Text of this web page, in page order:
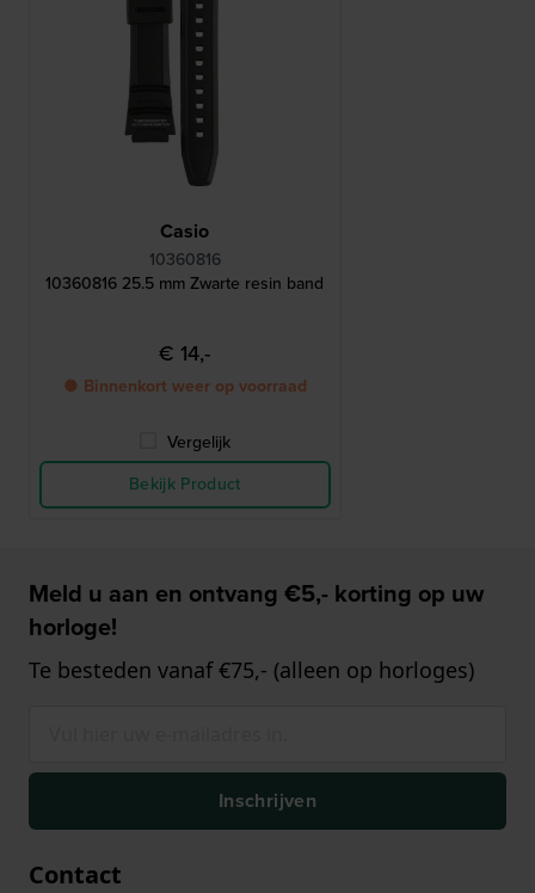
Casio
10360816
10360816 25.5 mm Zwarte resin band
€ 14,-
● Binnenkort weer op voorraad
Vergelijk
Bekijk Product
Meld u aan en ontvang €5,- korting op uw
horloge!
Te besteden vanaf €75,- (alleen op horloges)
Inschrijven
Contact